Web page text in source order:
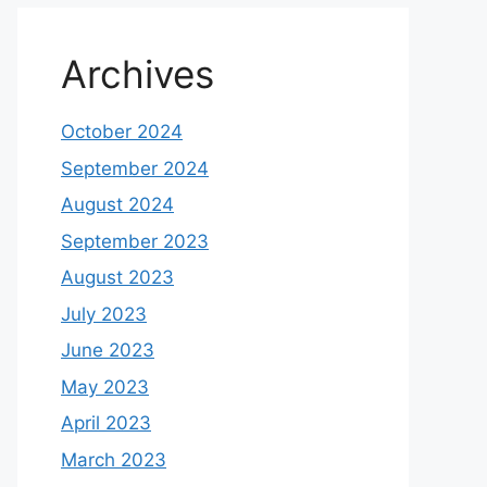
Archives
October 2024
September 2024
August 2024
September 2023
August 2023
July 2023
June 2023
May 2023
April 2023
March 2023